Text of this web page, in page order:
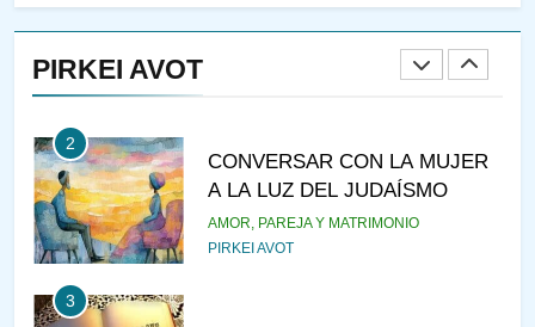
PIRKEI AVOT
RAZI ¿QUIÉN ES SABIO?
2
CONVERSAR CON LA MUJER
A LA LUZ DEL JUDAÍSMO
AMOR, PAREJA Y MATRIMONIO
PIRKEI AVOT
3